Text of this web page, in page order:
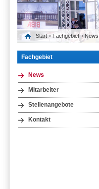
Start › Fachgebiet › News
Fachgebiet
News
Mitarbeiter
Stellenangebote
Kontakt